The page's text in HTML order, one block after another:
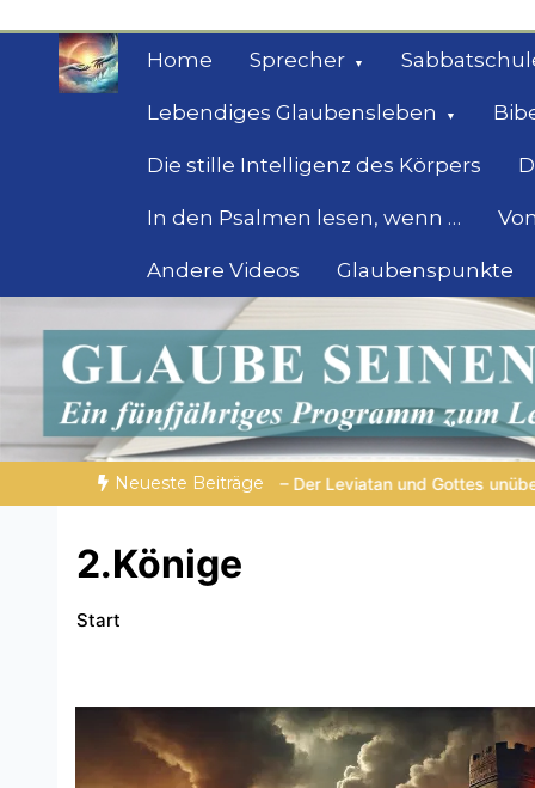
springen
Home Sprecher
Lebendiges Glaubensleben
Die stille Intelligenz des Körpers
In den Psalmen lesen, wenn …
Andere Videos Glaubenspunkte
Geheimnisse der
Biblische Einsichten für Menschen auf der
Neueste Beiträge
Der Leviatan und Gottes unübertreffliche Macht BALD
2.Könige
Start